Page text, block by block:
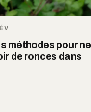
méthodes pour ne
de ronces dans